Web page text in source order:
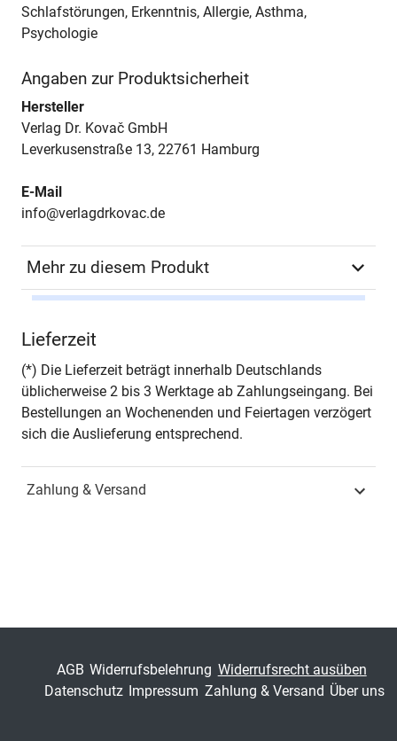
Schlafstörungen, Erkenntnis, Allergie, Asthma,
Psychologie
Angaben zur Produktsicherheit
Hersteller
Verlag Dr. Kovač GmbH
Leverkusenstraße 13, 22761 Hamburg
E-Mail
info@verlagdrkovac.de
Mehr zu diesem Produkt
Seiten 231
Jahr Hamburg 1999
Schriftenreihe
Band 40
Fachbereich Sozialwissenschaft
Lieferzeit
(*) Die Lieferzeit beträgt innerhalb Deutschlands
üblicherweise 2 bis 3 Werktage ab Zahlungseingang. Bei
Bestellungen an Wochenenden und Feiertagen verzögert
sich die Auslieferung entsprechend.
Zahlung & Versand
AGB Widerrufsbelehrung Widerrufsrecht ausüben
Datenschutz Impressum Zahlung & Versand Über uns